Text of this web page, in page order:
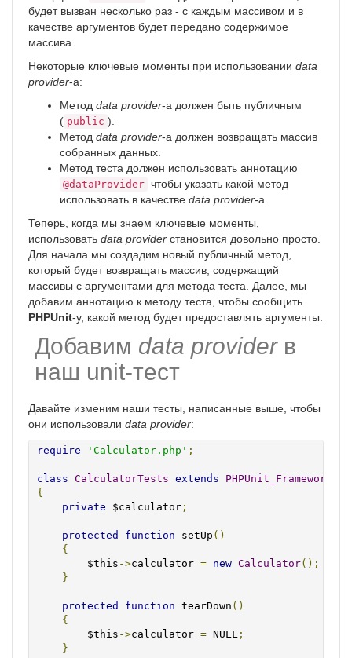
будет вызван несколько раз - с каждым массивом и в
качестве аргументов будет передано содержимое
массива.
Некоторые ключевые моменты при использовании data
provider-а:
Метод data provider-а должен быть публичным
( public ).
Метод data provider-а должен возвращать массив
собранных данных.
Метод теста должен использовать аннотацию
@dataProvider чтобы указать какой метод
использовать в качестве data provider-а.
Теперь, когда мы знаем ключевые моменты,
использовать data provider становится довольно просто.
Для начала мы создадим новый публичный метод,
который будет возвращать массив, содержащий
массивы с аргументами для метода теста. Далее, мы
добавим аннотацию к методу теста, чтобы сообщить
PHPUnit-у, какой метод будет предоставлять аргументы.
Добавим data providerв
наш unit-тест
Давайте изменим наши тесты, написанные выше, чтобы
они использовали data provider:
require 'Calculator.php' ;
class CalculatorTests extends
{
private $calculator ;
protected function setUp ()
{
        $this
->calculator = new Calculator();
}
protected function tearDown ()
{
        $this
->calculator = NULL ;
}